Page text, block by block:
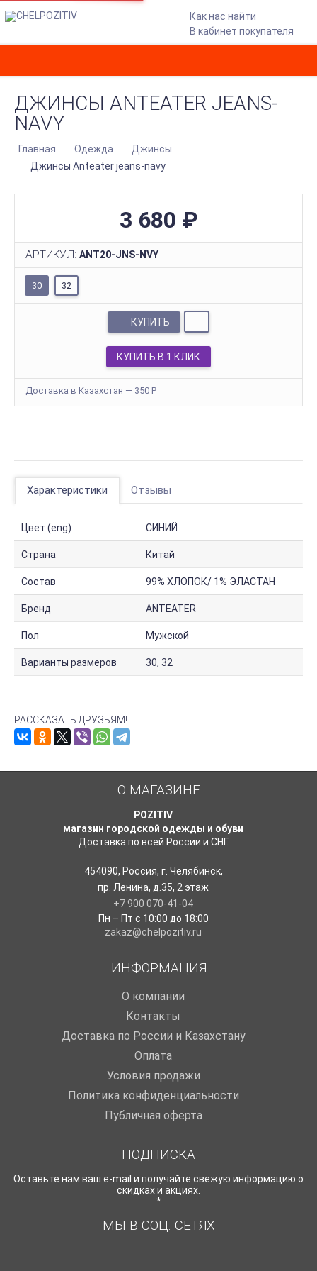
Как нас найти
В кабинет покупателя
ДЖИНСЫ ANTEATER JEANS-
NAVY
Главная Одежда
Джинсы
Джинсы Anteater jeans-navy
3 680 ₽
АРТИКУЛ: ANT20-JNS-NVY
30 32
КУПИТЬ
КУПИТЬ В 1 КЛИК
Доставка в Казахстан — 350 Р
Характеристики Отзывы
Цвет (eng) СИНИЙ
Страна Китай
Состав 99% ХЛОПОК/ 1% ЭЛАСТАН
Бренд ANTEATER
Пол Мужской
Варианты размеров 30, 32
РАССКАЗАТЬ ДРУЗЬЯМ!
О МАГАЗИНЕ
POZITIV
магазин городской одежды и обуви
Доставка по всей России и СНГ.
454090, Россия, г. Челябинск,
пр. Ленина, д.35, 2 этаж
+7 900 070-41-04
Пн – Пт с 10:00 до 18:00
zakaz@chelpozitiv.ru
ИНФОРМАЦИЯ
O компании
Контакты
Доставка по России и Казахстану
Оплата
Условия продажи
Политика конфиденциальности
Публичная оферта
ПОДПИСКА
Оставьте нам ваш e-mail и получайте свежую информацию о
скидках и акциях.
*
МЫ В СОЦ. СЕТЯХ